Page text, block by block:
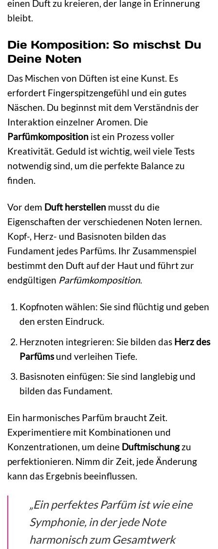
einen Duft zu kreieren, der lange in Erinnerung
bleibt.
Die Komposition: So mischst Du
Deine Noten
Das Mischen von Düften ist eine Kunst. Es
erfordert Fingerspitzengefühl und ein gutes
Näschen. Du beginnst mit dem Verständnis der
Interaktion einzelner Aromen. Die
Parfümkomposition ist ein Prozess voller
Kreativität. Geduld ist wichtig, weil viele Tests
notwendig sind, um die perfekte Balance zu
finden.
Vor dem Duft herstellen musst du die
Eigenschaften der verschiedenen Noten lernen.
Kopf-, Herz- und Basisnoten bilden das
Fundament jedes Parfüms. Ihr Zusammenspiel
bestimmt den Duft auf der Haut und führt zur
endgültigen Parfümkomposition.
Kopfnoten wählen: Sie sind flüchtig und geben
den ersten Eindruck.
Herznoten integrieren: Sie bilden das Herz des
Parfümsund verleihen Tiefe.
Basisnoten einfügen: Sie sind langlebig und
bilden das Fundament.
Ein harmonisches Parfüm braucht Zeit.
Experimentiere mit Kombinationen und
Konzentrationen, um deine Duftmischungzu
perfektionieren. Nimm dir Zeit, jede Änderung
kann das Ergebnis beeinflussen.
„Ein perfektes Parfüm ist wie eine
Symphonie, in der jede Note
harmonisch zum Gesamtwerk